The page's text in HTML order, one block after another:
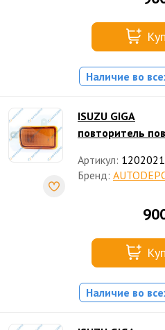
Наличие во
ISUZU GIGA
повторитель
Артикул:
Бренд:
Наличие во